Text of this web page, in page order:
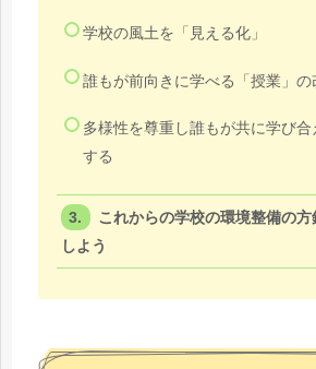
学校の風土を「見える化」
誰もが前向きに学べる「授業」の
多様性を尊重し誰もが共に学び
する
これからの学校の環境整備の
しよう